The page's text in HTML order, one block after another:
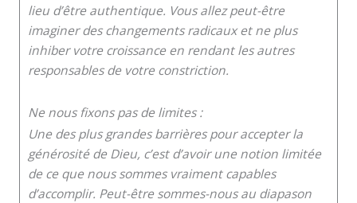
lieu d’être authentique. Vous allez peut-être
imaginer des changements radicaux et ne plus
inhiber votre croissance en rendant les autres
responsables de votre constriction.
Ne nous fixons pas de limites :
Une des plus grandes barrières pour accepter la
générosité de Dieu, c’est d’avoir une notion limitée
de ce que nous sommes vraiment capables
d’accomplir. Peut-être sommes-nous au diapason